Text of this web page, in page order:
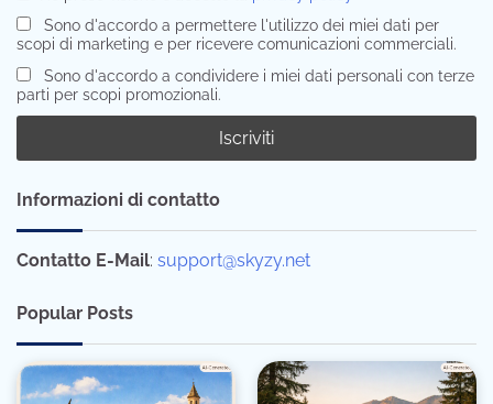
Sono d'accordo a permettere l'utilizzo dei miei dati per
scopi di marketing e per ricevere comunicazioni commerciali.
Sono d'accordo a condividere i miei dati personali con terze
parti per scopi promozionali.
Informazioni di contatto
Contatto E-Mail: support@skyzy.net
Popular Posts